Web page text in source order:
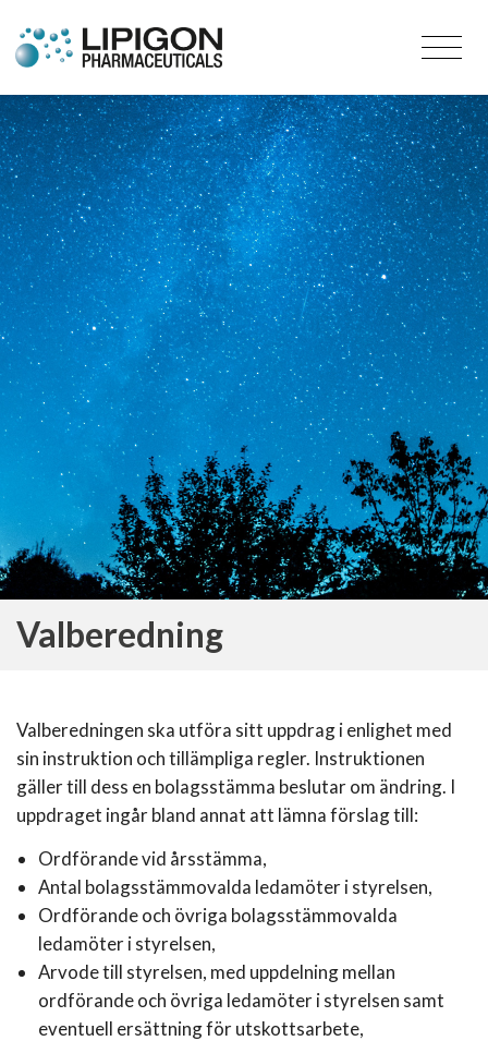
Valberedning
Valberedningen ska utföra sitt uppdrag i enlighet med
sin instruktion och tillämpliga regler. Instruktionen
gäller till dess en bolagsstämma beslutar om ändring. I
uppdraget ingår bland annat att lämna förslag till:
Ordförande vid årsstämma,
Antal bolagsstämmovalda ledamöter i styrelsen,
Ordförande och övriga bolagsstämmovalda
ledamöter i styrelsen,
Arvode till styrelsen, med uppdelning mellan
ordförande och övriga ledamöter i styrelsen samt
eventuell ersättning för utskottsarbete,